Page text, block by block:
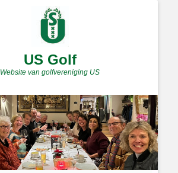
US Golf
Website van golfvereniging US